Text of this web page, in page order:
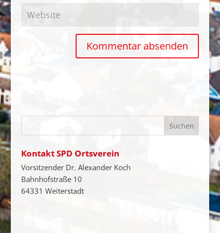
Kontakt SPD Ortsverein
Vorsitzender Dr. Alexander Koch
Bahnhofstraße 10
64331 Weiterstadt